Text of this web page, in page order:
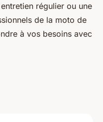
régulier ou une
de la moto de
à vos besoins avec